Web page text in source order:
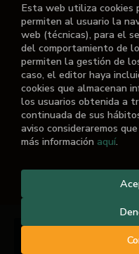
Añadir a mi
¿No
El Retiro de
Esta web utiliza cookies
permiten al usuario la
web (técnicas), para el
del comportamiento de
permiten la gestión de
caso, el editor haya
cookies que almacenan
los usuarios obtenida a
continuada de sus
aviso consideraremos
más información aquí.